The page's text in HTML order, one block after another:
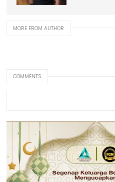
MORE FROM AUTHOR
COMMENTS